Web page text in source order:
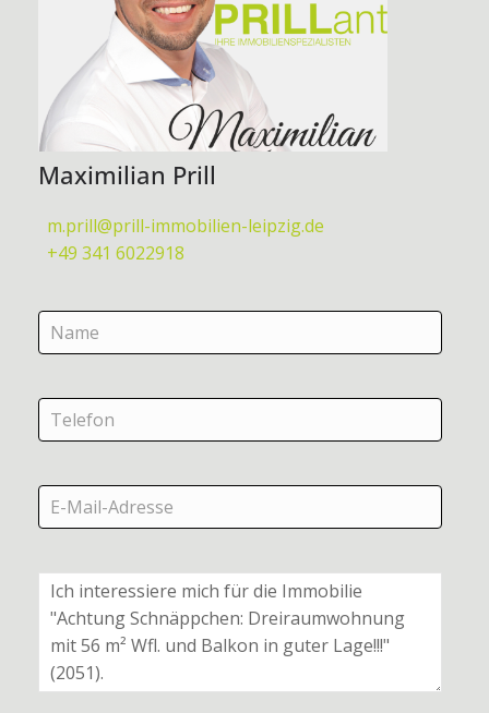
Maximilian Prill
m.prill@prill-immobilien-leipzig.de
+49 341 6022918